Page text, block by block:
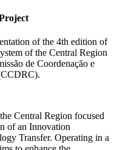
of the 4th edition of
of the Central Region
de Coordenação e
Central Region focused
of an Innovation
Transfer. Operating in a